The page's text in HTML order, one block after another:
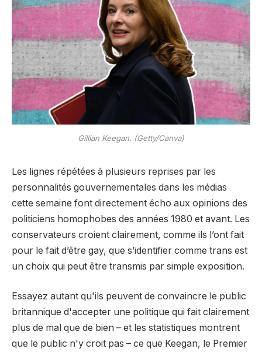
Gillian Keegan. (Getty/Canva)
Les lignes répétées à plusieurs reprises par les
personnalités gouvernementales dans les médias
cette semaine font directement écho aux opinions des
politiciens homophobes des années 1980 et avant. Les
conservateurs croient clairement, comme ils l’ont fait
pour le fait d’être gay, que s’identifier comme trans est
un choix qui peut être transmis par simple exposition.
Essayez autant qu'ils peuvent de convaincre le public
britannique d'accepter une politique qui fait clairement
plus de mal que de bien – et les statistiques montrent
que le public n'y croit pas – ce que Keegan, le Premier